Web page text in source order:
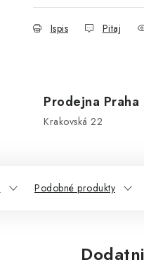
Ispis Pitaj
Prodejna Praha
Krakovská 22
Podobné produkty